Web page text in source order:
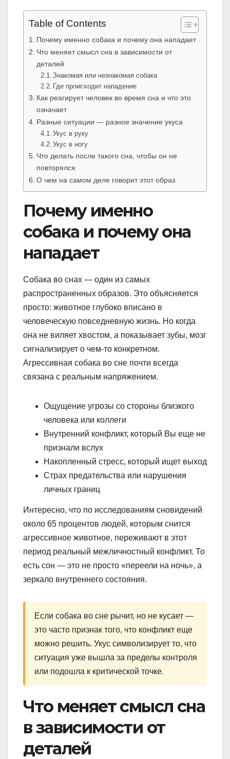
Table of Contents
Почему именно собака и почему она нападает
Что меняет смысл сна в зависимости от
деталей
Знакомая или незнакомая собака
Где происходит нападение
Как реагирует человек во время сна и что это
означает
Разные ситуации — разное значение укуса
Укус в руку
Укус в ногу
Что делать после такого сна, чтобы он не
повторялся
О чем на самом деле говорит этот образ
Почему именно
собака и почему она
нападает
Собака во снах — один из самых
распространенных образов. Это объясняется
просто: животное глубоко вписано в
человеческую повседневную жизнь. Но когда
она не виляет хвостом, а показывает зубы, мозг
сигнализирует о чем-то конкретном.
Агрессивная собака во сне почти всегда
связана с реальным напряжением.
Ощущение угрозы со стороны близкого
человека или коллеги
Внутренний конфликт, который Вы еще не
признали вслух
Накопленный стресс, который ищет выход
Страх предательства или нарушения
личных границ
Интересно, что по исследованиям сновидений
около 65 процентов людей, которым снится
агрессивное животное, переживают в этот
период реальный межличностный конфликт. То
есть сон — это не просто «переели на ночь», а
зеркало внутреннего состояния.
Если собака во сне рычит, но не кусает —
это часто признак того, что конфликт еще
можно решить. Укус символизирует то, что
ситуация уже вышла за пределы контроля
или подошла к критической точке.
Что меняет смысл сна
в зависимости от
деталей